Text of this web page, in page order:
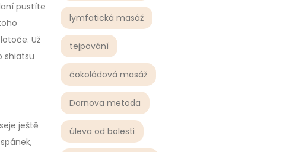
lymfatická masáž
tejpování
čokoládová masáž
Dornova metoda
úleva od bolesti
pustíte
Už
shiatsu
ještě